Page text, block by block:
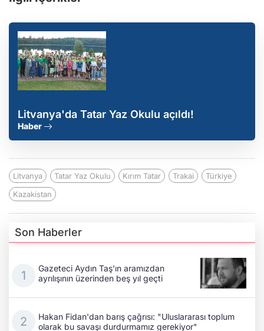
Litvanya'da Tatar Yaz Okulu açıldı!
Haber
Litvanya Tatar Yaz Okulu Kırım Tatar Trakai
Türkiye
Kazakistan
Son Haberler
Gazeteci Aydın Taş'ın aramızdan
ayrılışının üzerinden beş yıl geçti
Hakan Fidan'dan barış çağrısı: "Uluslararası toplum
olarak bu savaşı durdurmamız gerekiyor"